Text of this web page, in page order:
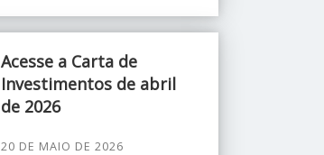
Acesse a Carta de
Investimentos de abril
de 2026
20 DE MAIO DE 2026